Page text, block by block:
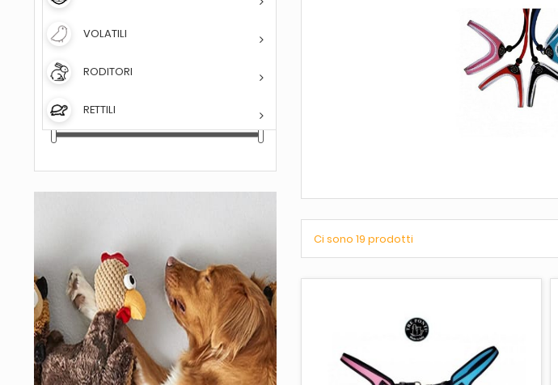
VOLATILI
RODITORI
RETTILI
FILTRA PER
DISPONIBILITÀ
(nessun filtro)
PREZZO
Ci sono 19 prodotti